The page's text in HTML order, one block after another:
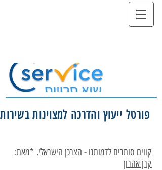
פורטל ייעוץ והדרכה למצוינות בשירות
קווים סותרים לדמותנו - הצרכן הישראלי. *מאת:
קרן אהרון